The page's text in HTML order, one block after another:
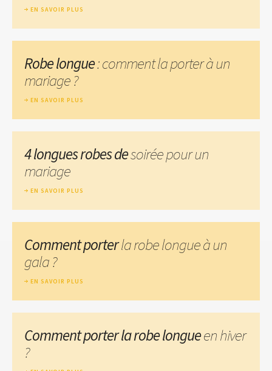
EN SAVOIR PLUS
Robe longue: comment la porter à un
mariage ?
EN SAVOIR PLUS
4 longues robes desoirée pour un
mariage
EN SAVOIR PLUS
Comment porterla robe longue à un
gala ?
EN SAVOIR PLUS
Comment porter la robe longueen hiver
?